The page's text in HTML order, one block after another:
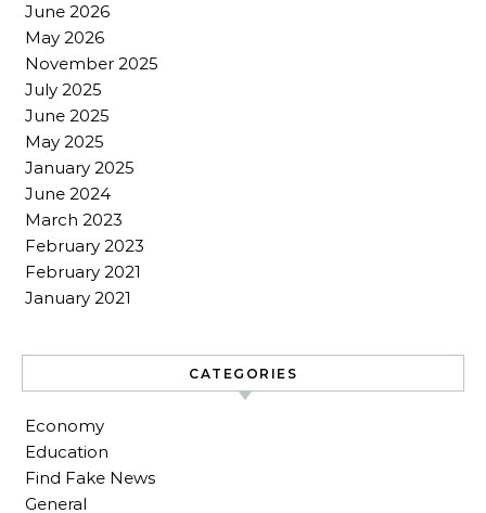
June 2026
May 2026
November 2025
July 2025
June 2025
May 2025
January 2025
June 2024
March 2023
February 2023
February 2021
January 2021
CATEGORIES
Economy
Education
Find Fake News
General